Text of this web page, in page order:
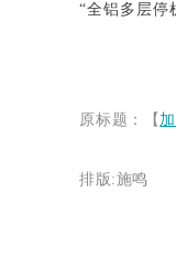
“全铝多层停
原标题：【
排版:施鸣